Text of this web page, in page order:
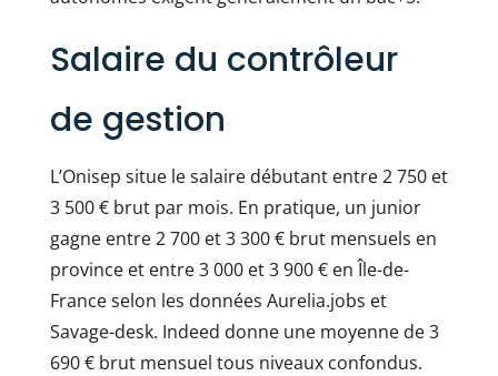
Salaire du contrôleur
de gestion
L’Onisep situe le salaire débutant entre 2 750 et
3 500 € brut par mois. En pratique, un junior
gagne entre 2 700 et 3 300 € brut mensuels en
province et entre 3 000 et 3 900 € en Île-de-
France selon les données Aurelia.jobs et
Savage-desk. Indeed donne une moyenne de 3
690 € brut mensuel tous niveaux confondus.